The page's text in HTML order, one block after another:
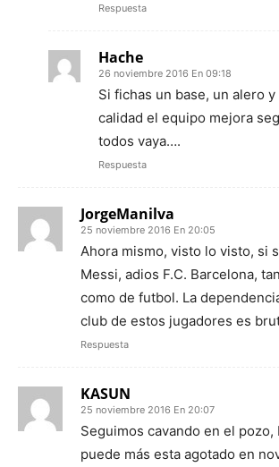
Respuesta
Hache
26 noviembre 2016 En 09:18
Si fichas un base, un alero
calidad el equipo mejora
todos vaya….
Respuesta
JorgeManilva
25 noviembre 2016 En 20:05
Ahora mismo, visto lo visto, si
Messi, adios F.C. Barcelona,
como de futbol. La
club de estos jugadores es
Respuesta
KASUN
25 noviembre 2016 En 20:07
Seguimos cavando en el pozo,
puede más esta agotado en